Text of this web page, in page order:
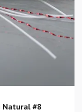
Natural #8